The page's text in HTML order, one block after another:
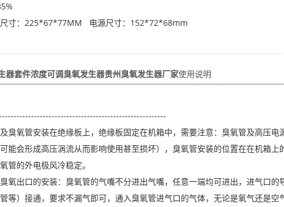
尺寸：225*67*77MM 电源尺寸：152*72*68mm
器套件浓度可调臭氧发生器贵州臭氧发生器厂家使用说明
臭氧管安装在绝缘板上，绝缘板固定在机箱中，需要注意：臭氧管及高压
能会形成高压涡流从而影响使用甚至损坏），臭氧管安装的位置在在机箱
管的外电极风冷稳定。
氧出口的安装：臭氧管的气嘴不分进出气嘴，任意一端均可进出，进气口
等）接通，要求不漏气即可，通入臭氧管进气口的气体，无论是氧气还是